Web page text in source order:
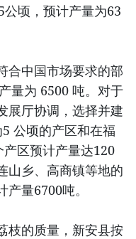
顷，预计产量为63
合中国市场要求的部
量为 6500 吨。对于
展厅协调，选择并建
公顷的产区和在福
区预计产量达120
山乡、高商镇等地的
量6700吨。
枝的质量，新安县按